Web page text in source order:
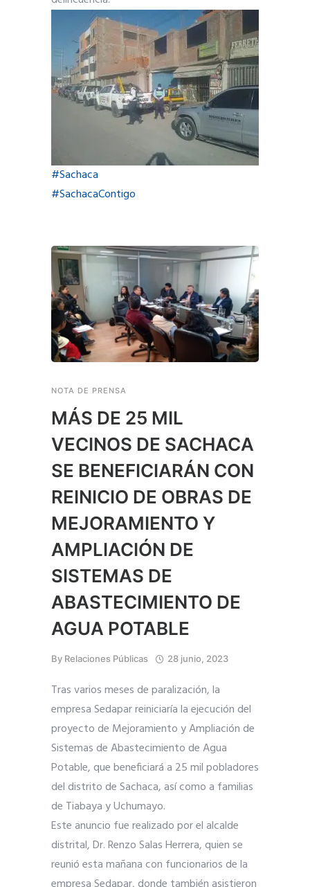
#Sachaca
#SachacaContigo
NOTA DE PRENSA
MÁS DE 25 MIL
VECINOS DE SACHACA
SE BENEFICIARÁN CON
REINICIO DE OBRAS DE
MEJORAMIENTO Y
AMPLIACIÓN DE
SISTEMAS DE
ABASTECIMIENTO DE
AGUA POTABLE
By Relaciones Públicas 28 junio, 2023
Tras varios meses de paralización, la
empresa Sedapar reiniciaría la ejecución del
proyecto de Mejoramiento y Ampliación de
Sistemas de Abastecimiento de Agua
Potable, que beneficiará a 25 mil pobladores
del distrito de Sachaca, así como a familias
de Tiabaya y Uchumayo.
Este anuncio fue realizado por el alcalde
distrital, Dr. Renzo Salas Herrera, quien se
reunió esta mañana con funcionarios de la